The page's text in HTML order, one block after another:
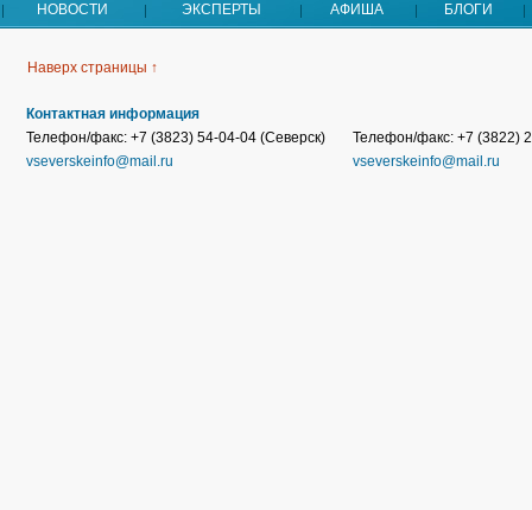
НОВОСТИ ЭКСПЕРТЫ АФИША БЛОГИ
Наверх страницы ↑
Контактная информация
Телефон/факс: +7 (3823) 54-04-04 (Северск)
vseverskeinfo@mail.ru
Телефон/факс: +7 (3822)
vseverskeinfo@mail.ru